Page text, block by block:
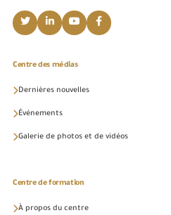
Centre des médias
Dernières nouvelles
Événements
Galerie de photos et de vidéos
Centre de formation
À propos du centre